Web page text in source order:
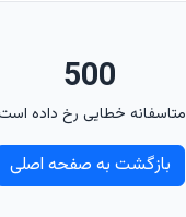
500
متاسفانه خطایی رخ داده
بازگشت به صفحه اصلی